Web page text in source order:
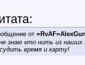
от
знаю кто нить из
время и карту!